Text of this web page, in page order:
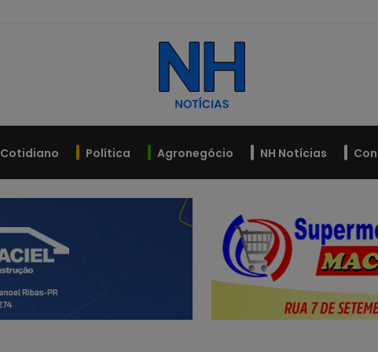
Cotidiano Política Agronegócio NH Notícias